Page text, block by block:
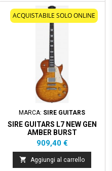
ACQUISTABILE SOLO ONLINE
MARCA: SIRE GUITARS
SIRE GUITARS L7 NEW GEN
AMBER BURST
Prezzo
909,40 €
 Aggiungi al carrello